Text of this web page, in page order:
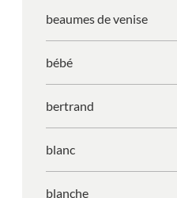
beaumes de venise
bébé
bertrand
blanc
blanche